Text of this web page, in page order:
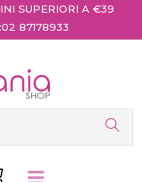
SUPERIORI A €39
02 87178933